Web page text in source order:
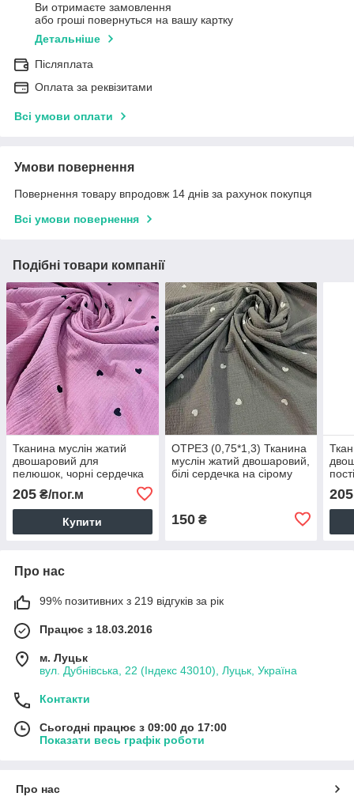
Ви отримаєте замовлення
або гроші повернуться на вашу картку
Детальніше
Післяплата
Оплата за реквізитами
Всі умови оплати
Умови повернення
Повернення товару впродовж 14 днів за рахунок покупця
Всі умови повернення
Подібні товари компанії
Тканина муслін жатий
двошаровий для
пелюшок, чорні сердечка
(MS-JAT-2-0106)
205 ₴/пог.м
Купити
ОТРЕЗ (0,75*1,3) Тканина
муслін жатий двошаровий,
білі сердечка на сірому
150₴
205
Про нас
99% позитивних з 219 відгуків за рік
Працює з 18.03.2016
м. Луцьк
вул. Дубнівська, 22 (Індекс 43010), Луцьк, Україна
Контакти
Сьогодні працює з 09:00 до 17:00
Показати весь графік роботи
Про нас